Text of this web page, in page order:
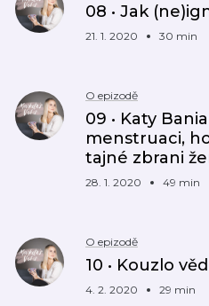
08 • Jak
21. 1. 2020 30 min
O epizodě
09 • Katy
menstruaci,
tajné zbrani
28. 1. 2020 49 min
O epizodě
10 • Kouzlo
4. 2. 2020 29 min